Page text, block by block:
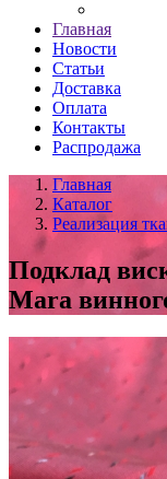
Главная
Новости
Статьи
Доставка
Оплата
Контакты
Распродажа
Главная
Каталог
Реализация
Подклад
Mara